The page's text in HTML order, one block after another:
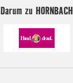
Darum zu HORNBACH